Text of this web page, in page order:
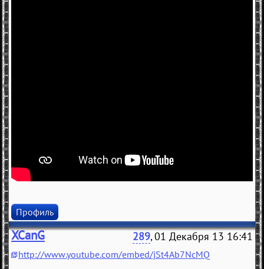
Профиль
XCanG 289, 01 Декабря 13 16:41
http://www.youtube.com/embed/jSt4Ab7NcMQ